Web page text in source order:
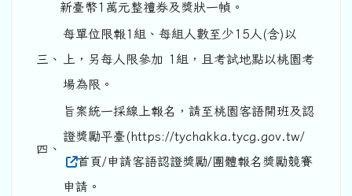
新臺幣1萬元整禮券及獎狀一幀。
三、
每單位限報1組、每組人數至少15人(含)以
上，另每人限參加 1組，且考試地點以桃園考
場為限。
四、
旨案統一採線上報名，請至桃園客語開班及認
證獎勵平臺(https://tychakka.tycg.gov.tw/
首頁/申請客語認證獎勵/團體報名獎勵競賽
申請。